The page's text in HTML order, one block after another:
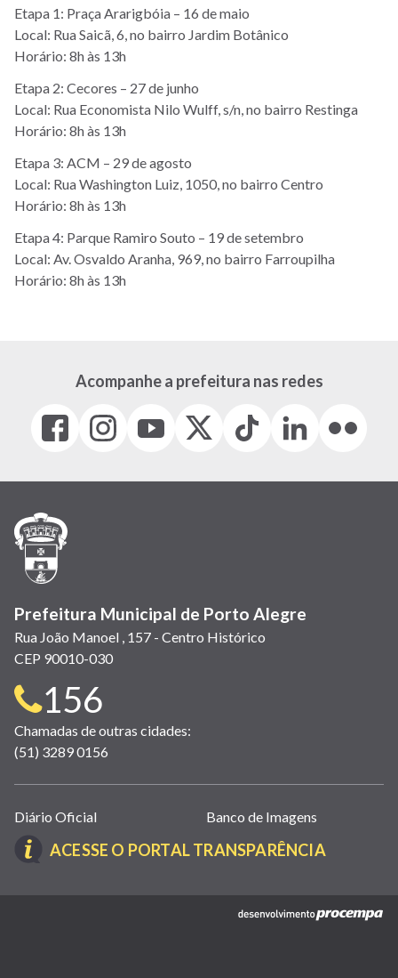
Etapa 1: Praça Ararigbóia – 16 de maio
Local: Rua Saicã, 6, no bairro Jardim Botânico
Horário: 8h às 13h
Etapa 2: Cecores – 27 de junho
Local: Rua Economista Nilo Wulff, s/n, no bairro Restinga
Horário: 8h às 13h
Etapa 3: ACM – 29 de agosto
Local: Rua Washington Luiz, 1050, no bairro Centro
Horário: 8h às 13h
Etapa 4: Parque Ramiro Souto – 19 de setembro
Local: Av. Osvaldo Aranha, 969, no bairro Farroupilha
Horário: 8h às 13h
Acompanhe a prefeitura nas redes
Facebook
(link
em
janela)
Instagram
(link
em
(link
em
(Antigo
(link
Tiktok
(link
em
LinkedIn
(link
em
(link
em
Prefeitura Municipal de Porto Alegre
Rua João Manoel , 157 - Centro Histórico
CEP 90010-030
Telefone
para
contato:
156
Chamadas de outras cidades:
(51) 3289 0156
Links
úteis
(abrem
nova
Diário Oficial Banco de Imagens
ACESSE O PORTAL TRANSPARÊNCIA(LINK
EM
NOVA